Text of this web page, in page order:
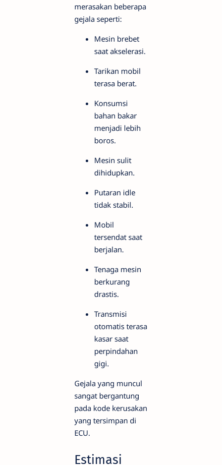
merasakan beberapa
gejala seperti:
Mesin brebet
saat akselerasi.
Tarikan mobil
terasa berat.
Konsumsi
bahan bakar
menjadi lebih
boros.
Mesin sulit
dihidupkan.
Putaran idle
tidak stabil.
Mobil
tersendat saat
berjalan.
Tenaga mesin
berkurang
drastis.
Transmisi
otomatis terasa
kasar saat
perpindahan
gigi.
Gejala yang muncul
sangat bergantung
pada kode kerusakan
yang tersimpan di
ECU.
Estimasi